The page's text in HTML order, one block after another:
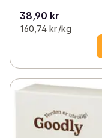
38,90 kr
160,74 kr /kg